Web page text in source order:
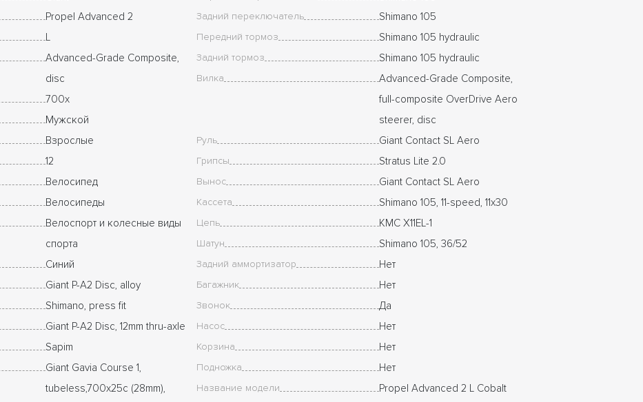
Propel Advanced 2
L
Advanced-Grade Composite,
disc
700x
Мужской
Взрослые
12
Велосипед
Велосипеды
Велоспорт и колесные виды
спорта
Синий
Giant P-A2 Disc, alloy
Shimano, press fit
Giant P-A2 Disc, 12mm thru-axle
Sapim
Giant Gavia Course 1,
tubeless,700x25c (28mm),
Задний переключатель Shimano 105
Передний тормоз Shimano 105 hydraulic
Задний тормоз Shimano 105 hydraulic
Вилка
Advanced-Grade Composite,
full-composite OverDrive Aero
steerer, disc
Руль Giant Contact SL Aero
Грипсы Stratus Lite 2.0
Вынос Giant Contact SL Aero
Кассета Shimano 105, 11-speed, 11x30
Цепь KMC X11EL-1
Шатун Shimano 105, 36/52
Задний аммортизатор Нет
Багажник Нет
Звонок Да
Насос Нет
Корзина Нет
Подножка Нет
Название модели Propel Advanced 2 L Cobalt